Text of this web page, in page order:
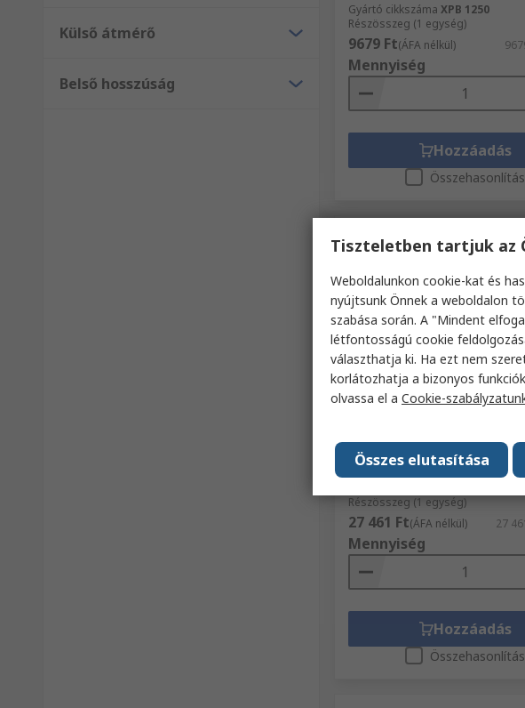
Külső átmérő
Belső hosszúság
Gyártó cikkszáma XPB 1250
Részösszeg (1 egység)
9679 Ft(ÁFA nélkül)
Mennyiség
Hozzáadás
Összehasonlítás
Raktáron
Contitech rugalmas
mm (külső Ø)
RS raktári szám 125-9358
Részösszeg (1 egység)
27 461 Ft(ÁFA nélkül) 27
Mennyiség
Hozzáadás
Összehasonlítás
Tiszteletben tartjuk az
Weboldalunkon cookie-kat és
nyújtsunk Önnek a weboldalon
szabása során. A "Mindent
létfontosságú cookie
választhatja ki. Ha ezt nem
korlátozhatja a bizonyos
olvassa el a Cookie-
Összes elutasítása